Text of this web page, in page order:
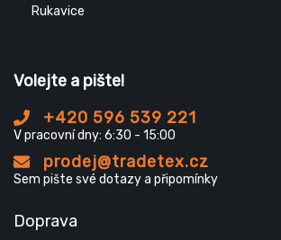
Rukavice
Volejte a pište!
+420 596 539 221
V pracovní dny: 6:30 - 15:00
prodej@tradetex.cz
Sem pište své dotazy a připomínky
Doprava